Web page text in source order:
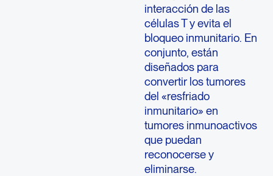
interacción de las
células T y evita el
bloqueo inmunitario. En
conjunto, están
diseñados para
convertir los tumores
del «resfriado
inmunitario» en
tumores inmunoactivos
que puedan
reconocerse y
eliminarse.